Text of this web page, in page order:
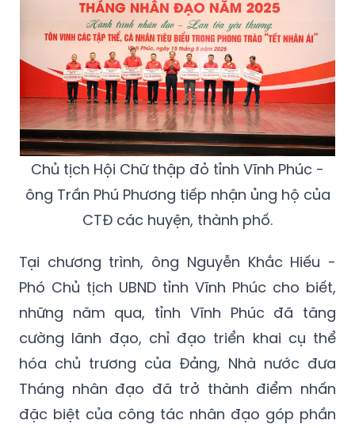
Chủ tịch Hội Chữ thập đỏ tỉnh Vĩnh Phúc -
ông Trần Phú Phương tiếp nhận ủng hộ của
CTĐ các huyện, thành phố.
Tại chương trình, ông Nguyễn Khắc Hiếu -
Phó Chủ tịch UBND tỉnh Vĩnh Phúc cho biết,
những năm qua, tỉnh Vĩnh Phúc đã tăng
cường lãnh đạo, chỉ đạo triển khai cụ thể
hóa chủ trương của Đảng, Nhà nước đưa
Tháng nhân đạo đã trở thành điểm nhấn
đặc biệt của công tác nhân đạo góp phần